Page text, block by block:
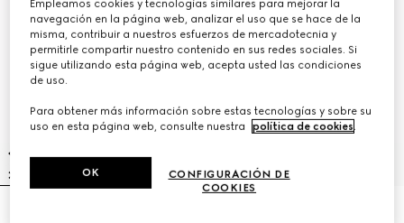
Empleamos cookies y tecnologías similares para mejorar la
navegación en la página web, analizar el uso que se hace de la
misma, contribuir a nuestros esfuerzos de mercadotecnia y
permitirle compartir nuestro contenido en sus redes sociales. Si
sigue utilizando esta página web, acepta usted las condiciones
de uso.
Para obtener más información sobre estas tecnologías y sobre su
uso en esta página web, consulte nuestra
política de cookies
CONFIGURACIÓN DE
COOKIES
OK